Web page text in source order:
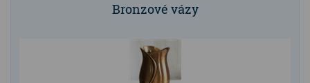
Bronzové vázy